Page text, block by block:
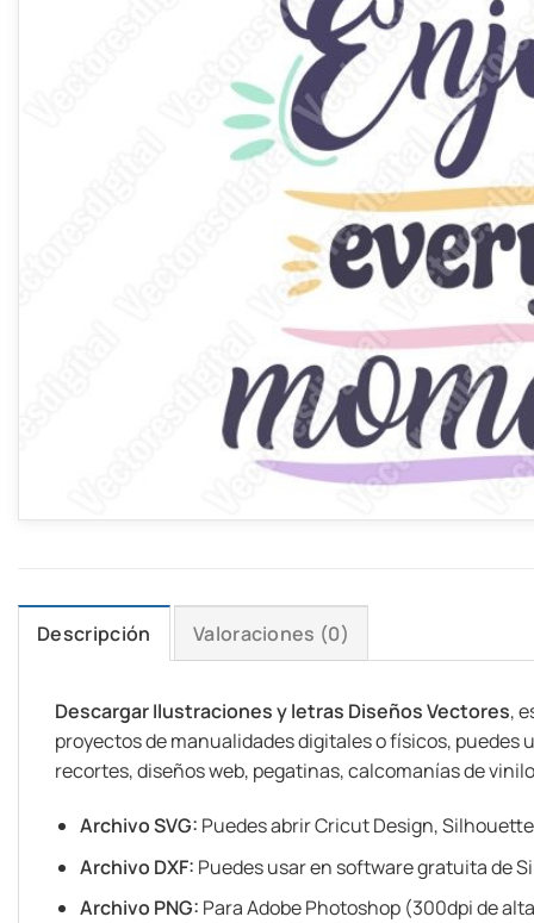
Descripción Valoraciones (0)
Descargar Ilustraciones y letras Diseños Vectores,
proyectos de manualidades digitales o físicos,
recortes, diseños web, pegatinas, calcomanías de
Archivo SVG: Puedes abrir Cricut Design,
Archivo DXF: Puedes usar en software gratuita de
Archivo PNG: Para Adobe Photoshop (300dpi de